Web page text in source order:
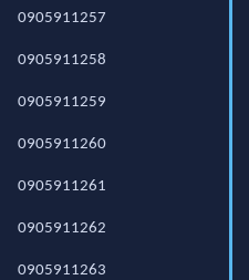
0905911257
0905911258
0905911259
0905911260
0905911261
0905911262
0905911263